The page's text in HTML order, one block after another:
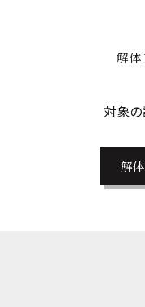
解
対象
解